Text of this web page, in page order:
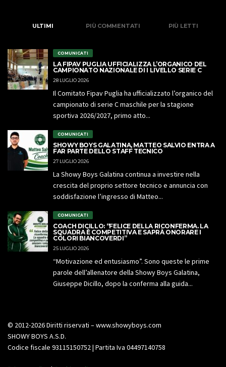
ULTIMI PIÙ COMMENTATI PIÙ LETTI
COMUNICATI
LA FIPAV PUGLIA UFFICIALIZZA L’ORGANICO DEL
CAMPIONATO NAZIONALE DI I LIVELLO SERIE C
28 LUGLIO 2026
Il Comitato Fipav Puglia ha ufficializzato l’organico del
campionato di serie C maschile per la stagione
sportiva 2026/2027, primo atto...
COMUNICATI
SHOWY BOYS GALATINA, MATTEO SALVIO ENTRA A
FAR PARTE DELLO STAFF TECNICO
27 LUGLIO 2026
La Showy Boys Galatina continua a investire nella
crescita del proprio settore tecnico e annuncia con
soddisfazione l’ingresso di Matteo...
COMUNICATI
COACH DICILLO: “FELICE DELLA RICONFERMA. LA
SQUADRA È COMPETITIVA E SAPRÀ ONORARE I
COLORI BIANCOVERDI”
25 LUGLIO 2026
“Motivazione ed entusiasmo”. Sono queste le prime
parole dell’allenatore della Showy Boys Galatina,
Giuseppe Dicillo, dopo la conferma alla guida...
© 2012-2026 Diritti riservati – www.showyboys.com
SHOWY BOYS A.S.D.
Codice fiscale 93115150752 | Partita Iva 04497140758